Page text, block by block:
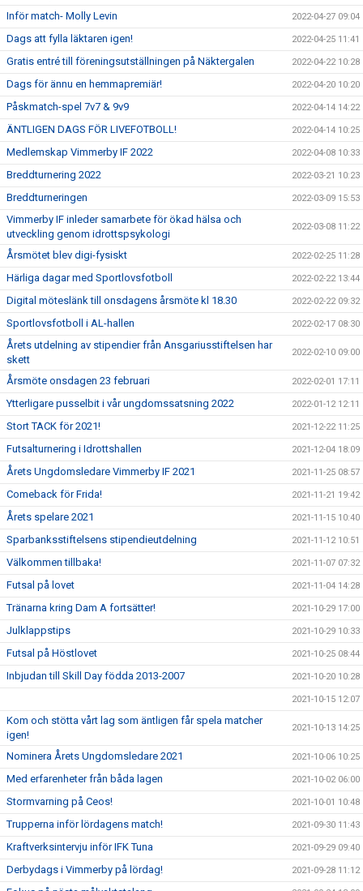
Inför match- Molly Levin 2022-04-27 09:04
Dags att fylla läktaren igen! 2022-04-25 11:41
Gratis entré till föreningsutställningen på Näktergalen 2022-04-22 10:28
Dags för ännu en hemmapremiär! 2022-04-20 10:20
Påskmatch-spel 7v7 & 9v9 2022-04-14 14:22
ÄNTLIGEN DAGS FÖR LIVEFOTBOLL! 2022-04-14 10:25
Medlemskap Vimmerby IF 2022 2022-04-08 10:33
Breddturnering 2022 2022-03-21 10:23
Breddturneringen 2022-03-09 15:53
Vimmerby IF inleder samarbete för ökad hälsa och
utveckling genom idrottspsykologi
2022-03-08 11:22
Årsmötet blev digi-fysiskt 2022-02-25 11:28
Härliga dagar med Sportlovsfotboll 2022-02-22 13:44
Digital möteslänk till onsdagens årsmöte kl 18.30 2022-02-22 09:32
Sportlovsfotboll i AL-hallen 2022-02-17 08:30
Årets utdelning av stipendier från Ansgariusstiftelsen har
skett
2022-02-10 09:00
Årsmöte onsdagen 23 februari 2022-02-01 17:11
Ytterligare pusselbit i vår ungdomssatsning 2022 2022-01-12 12:11
Stort TACK för 2021! 2021-12-22 11:25
Futsalturnering i Idrottshallen 2021-12-04 18:09
Årets Ungdomsledare Vimmerby IF 2021 2021-11-25 08:57
Comeback för Frida! 2021-11-21 19:42
Årets spelare 2021 2021-11-15 10:40
Sparbanksstiftelsens stipendieutdelning 2021-11-12 10:51
Välkommen tillbaka! 2021-11-07 07:32
Futsal på lovet 2021-11-04 14:28
Tränarna kring Dam A fortsätter! 2021-10-29 17:00
Julklappstips 2021-10-29 10:33
Futsal på Höstlovet 2021-10-25 08:44
Inbjudan till Skill Day födda 2013-2007 2021-10-20 10:28
2021-10-15 12:07
Kom och stötta vårt lag som äntligen får spela matcher
igen!
2021-10-13 14:25
Nominera Årets Ungdomsledare 2021 2021-10-06 10:25
Med erfarenheter från båda lagen 2021-10-02 06:00
Stormvarning på Ceos! 2021-10-01 10:48
Trupperna inför lördagens match! 2021-09-30 11:43
Kraftverksintervju inför IFK Tuna 2021-09-29 09:40
Derbydags i Vimmerby på lördag! 2021-09-28 11:12